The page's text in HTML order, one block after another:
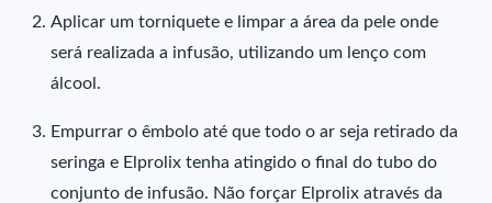
Aplicar um torniquete e limpar a área da pele onde
será realizada a infusão, utilizando um lenço com
álcool.
Empurrar o êmbolo até que todo o ar seja retirado da
seringa e Elprolix tenha atingido o final do tubo do
conjunto de infusão. Não forçar Elprolix através da